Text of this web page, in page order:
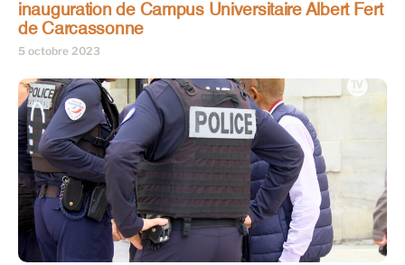
inauguration de Campus Universitaire Albert Fert
de Carcassonne
5 octobre 2023